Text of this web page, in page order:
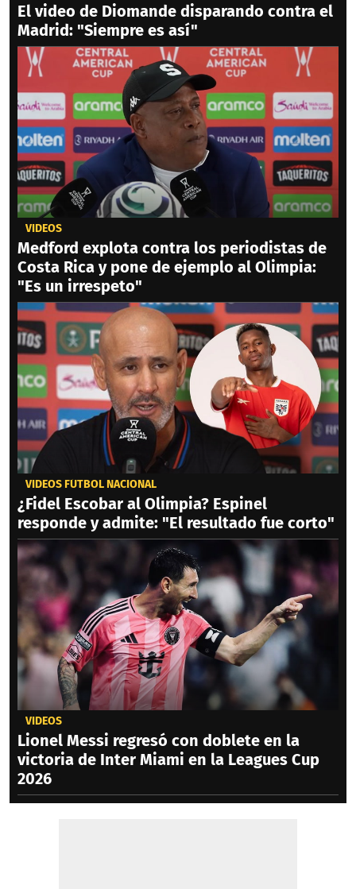
El video de Diomande disparando contra el
Madrid: "Siempre es así"
VIDEOS
Medford explota contra los periodistas de
Costa Rica y pone de ejemplo al Olimpia:
"Es un irrespeto"
VIDEOS FÚTBOL NACIONAL
¿Fidel Escobar al Olimpia? Espinel
responde y admite: "El resultado fue corto"
VIDEOS
Lionel Messi regresó con doblete en la
victoria de Inter Miami en la Leagues Cup
2026